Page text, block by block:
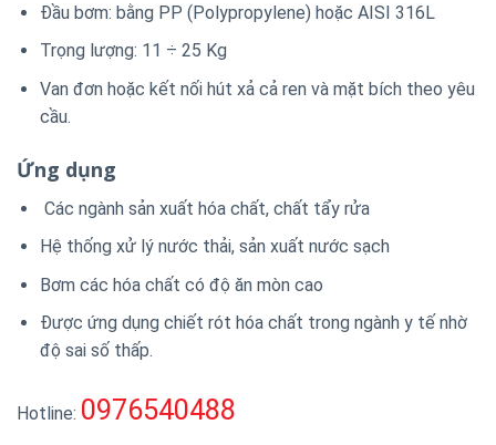
Đầu bơm: bằng PP (Polypropylene) hoặc AISI 316L
Trọng lượng: 11 ÷ 25 Kg
Van đơn hoặc kết nối hút xả cả ren và mặt bích theo yêu
cầu.
Ứng dụng
Các ngành sản xuất hóa chất, chất tẩy rửa
Hệ thống xử lý nước thải, sản xuất nước sạch
Bơm các hóa chất có độ ăn mòn cao
Được ứng dụng chiết rót hóa chất trong ngành y tế nhờ
độ sai số thấp.
Hotline: 0976540488